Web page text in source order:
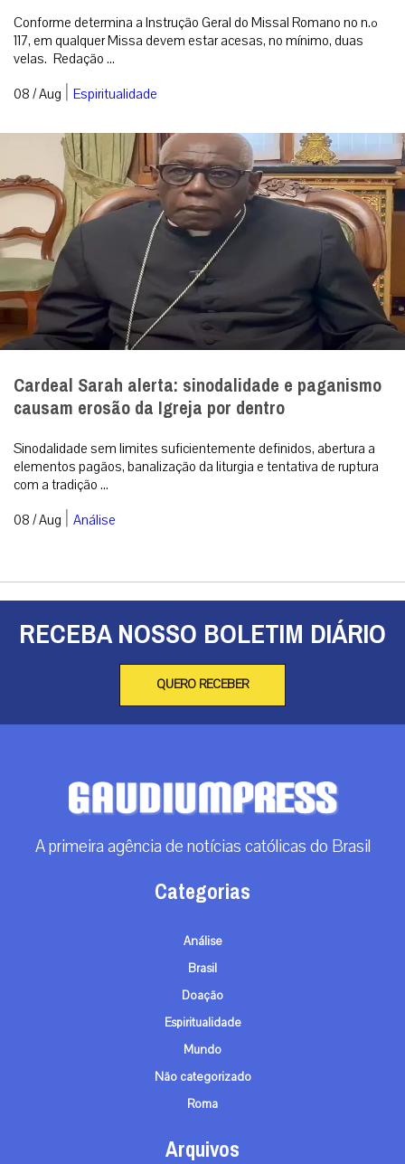
Conforme determina a Instrução Geral do Missal Romano no n.º
117, em qualquer Missa devem estar acesas, no mínimo, duas
velas. Redação ...
08 / Aug | Espiritualidade
Cardeal Sarah alerta: sinodalidade e paganismo
causam erosão da Igreja por dentro
Sinodalidade sem limites suficientemente definidos, abertura a
elementos pagãos, banalização da liturgia e tentativa de ruptura
com a tradição ...
08 / Aug | Análise
RECEBA NOSSO BOLETIM DIÁRIO
QUERO RECEBER
A primeira agência de notícias católicas do Brasil
Categorias
Análise
Brasil
Doação
Espiritualidade
Mundo
Não categorizado
Roma
Arquivos